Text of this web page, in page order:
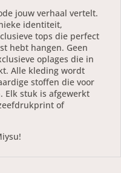
jouw verhaal vertelt.
identiteit,
tops die perfect
hebt hangen. Geen
oplages die in
Alle kleding wordt
stoffen die voor
Elk stuk is afgewerkt
of